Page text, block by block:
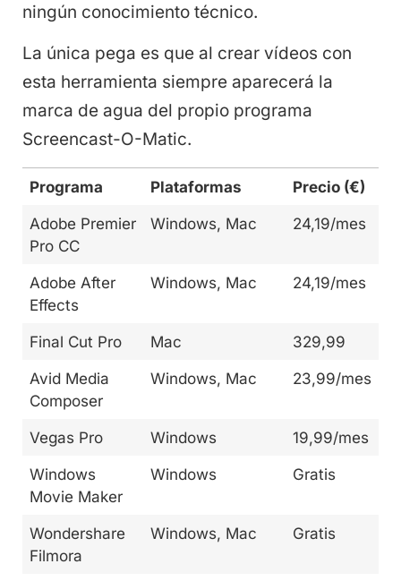
ningún conocimiento técnico.
La única pega es que al crear vídeos con
esta herramienta siempre aparecerá la
marca de agua del propio programa
Screencast-O-Matic.
Programa Plataformas
Precio (€)
Adobe Premier
Pro CC
Windows, Mac 24,19/mes
Adobe After
Effects
Windows, Mac 24,19/mes
Final Cut Pro Mac
329,99
Avid Media
Composer
Windows, Mac 23,99/mes
Vegas Pro Windows
19,99/mes
Windows
Movie Maker
Windows Gratis
Wondershare
Filmora
Windows, Mac Gratis